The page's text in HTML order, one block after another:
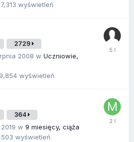
wyświetleń
2729
2008 w Uczniowie,
wyświetleń
364
w 9 miesięcy, ciąża
wyświetleń